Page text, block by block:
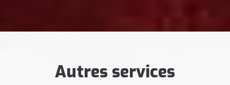
Autres services